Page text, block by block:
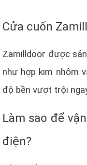
Cửa cuốn
Zamilldoor được
như hợp kim nhôm
độ bền vượt trội
Làm sao để
điện?